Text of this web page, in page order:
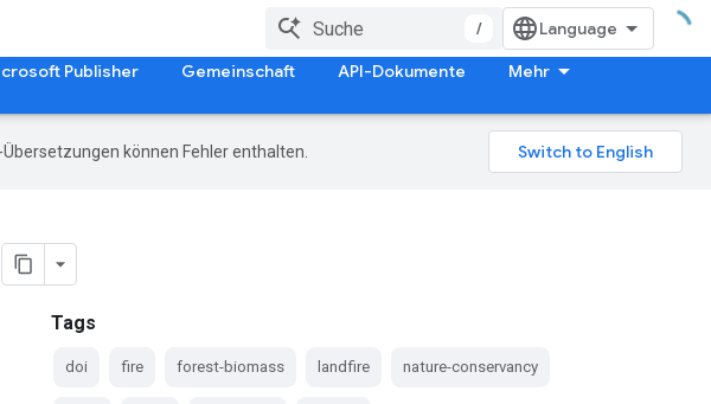
/
Publisher Gemeinschaft API-Dokumente Mehr
können Fehler enthalten.
Tags
doi fire forest-biomass landfire nature-conservancy